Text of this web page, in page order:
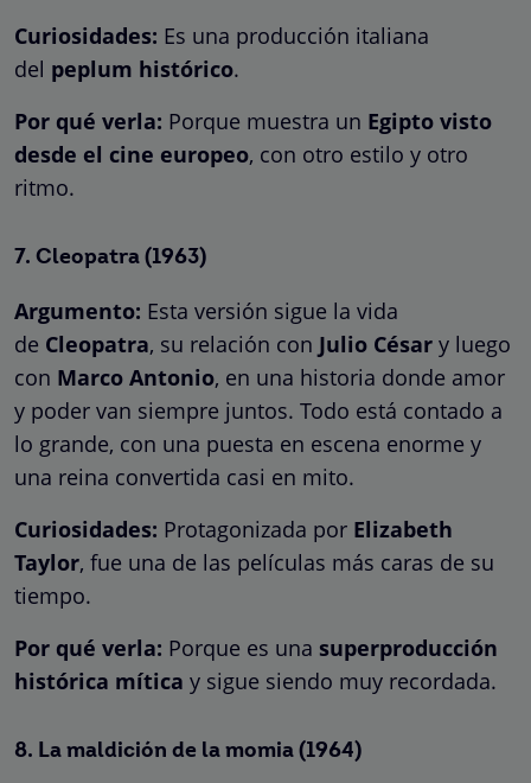
Curiosidades: Es una producción italiana
del peplum histórico.
Por qué verla: Porque muestra un Egipto visto
desde el cine europeo, con otro estilo y otro
ritmo.
7. Cleopatra (1963)
Argumento: Esta versión sigue la vida
de Cleopatra, su relación con Julio César y luego
con Marco Antonio, en una historia donde amor
y poder van siempre juntos. Todo está contado a
lo grande, con una puesta en escena enorme y
una reina convertida casi en mito.
Curiosidades: Protagonizada por Elizabeth
Taylor, fue una de las películas más caras de su
tiempo.
Por qué verla: Porque es una superproducción
histórica mítica y sigue siendo muy recordada.
8. La maldición de la momia (1964)